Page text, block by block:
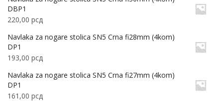
DBP1
220,00 рсд
Navlaka za nogare stolica SN5 Crna fi28mm (4kom)
DP1
193,00 рсд
Navlaka za nogare stolica SN5 Crna fi27mm (4kom)
DP1
161,00 рсд